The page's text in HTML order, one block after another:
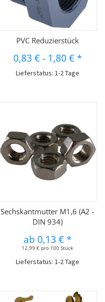
PVC Reduzierstück
0,83 €- 1,80 € *
Lieferstatus: 1-2 Tage
Sechskantmutter M1,6 (A2 -
DIN 934)
ab 0,13 € *
12,99 € pro 100 Stück
Lieferstatus: 1-2 Tage